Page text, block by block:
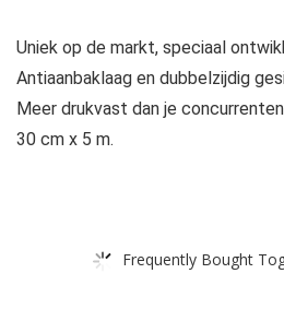
Uniek op de markt, speciaal
Antiaanbaklaag en dubbelzijdig
Meer drukvast dan je
30 cm x 5 m.
Frequently Bought